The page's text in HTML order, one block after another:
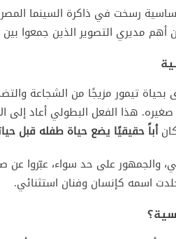
رسخت في ذاكرة السينما
مديري التصوير الذين جمعوا بين
تيمور مزيجًا من الشجاعة
هذا الفعل البطولي أعاد إلى
أباً حقيقيًا يضع حياة طفله قبل
والجمهور على حد سواء، عبّروا عن
اسمه كإنسان وفنان استثنائي.